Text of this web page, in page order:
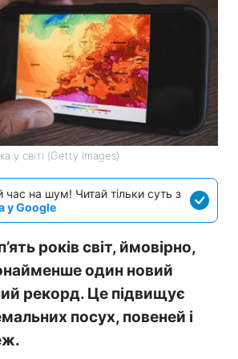
у світі (Getty Images)
час на шум! Читай тільки суть з
у Google
років світ, ймовірно,
один новий
рекорд. Це підвищує
посух, повеней і